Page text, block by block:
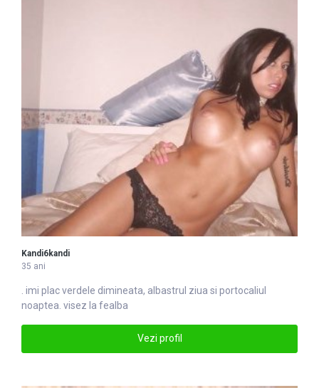
Kandi6kandi
35 ani
. imi plac verdele dimineata, albastrul ziua si portocaliul
noaptea. visez la fealba
Vezi profil